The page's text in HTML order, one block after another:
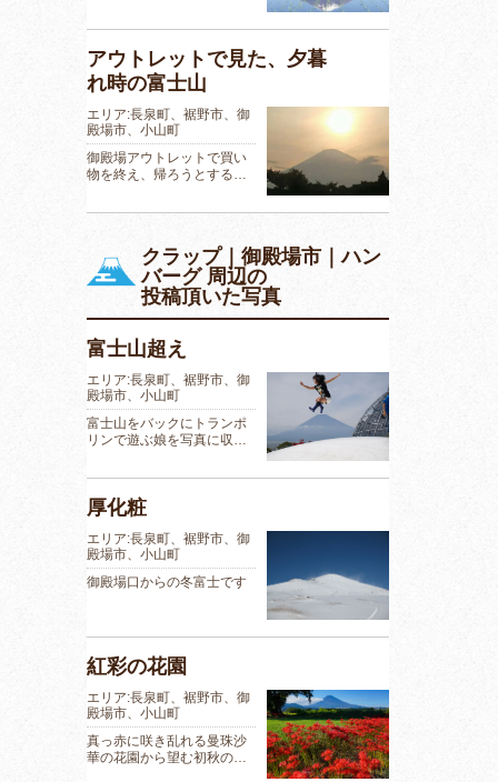
アウトレットで見た、夕暮
れ時の富士山
エリア:長泉町、裾野市、御
殿場市、小山町
御殿場アウトレットで買い
物を終え、帰ろうとする…
クラップ｜御殿場市｜ハン
バーグ 周辺の
投稿頂いた写真
富士山超え
エリア:長泉町、裾野市、御
殿場市、小山町
富士山をバックにトランポ
リンで遊ぶ娘を写真に収…
厚化粧
エリア:長泉町、裾野市、御
殿場市、小山町
御殿場口からの冬富士です
紅彩の花園
エリア:長泉町、裾野市、御
殿場市、小山町
真っ赤に咲き乱れる曼珠沙
華の花園から望む初秋の…